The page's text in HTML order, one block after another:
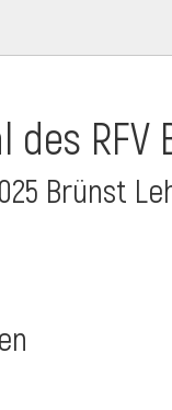
des
Brünst